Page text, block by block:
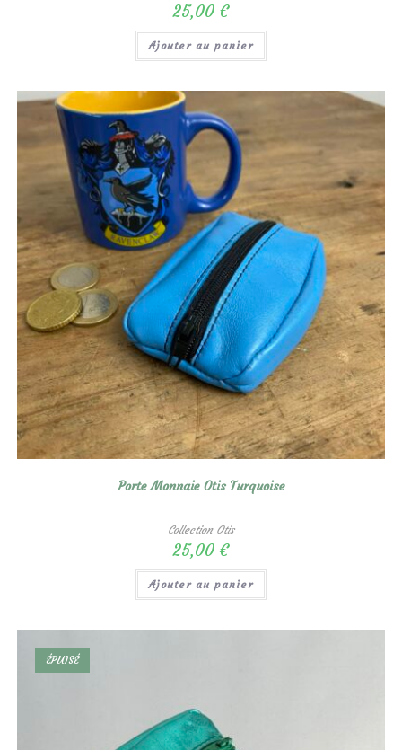
25,00 €
Ajouter au panier
Porte Monnaie Otis Turquoise
Collection Otis
25,00 €
Ajouter au panier
ÉPUISÉ